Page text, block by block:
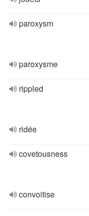
paroxysm
paroxysme
rippled
ridée
covetousness
convoitise